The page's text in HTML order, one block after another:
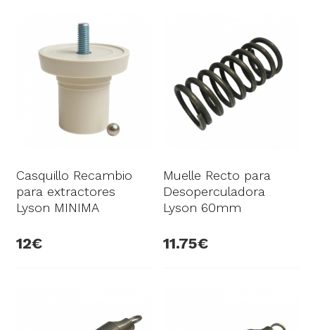
Casquillo Recambio
para extractores
Lyson MINIMA
12
Muelle Recto para
Desoperculadora
Lyson 60mm
11.75